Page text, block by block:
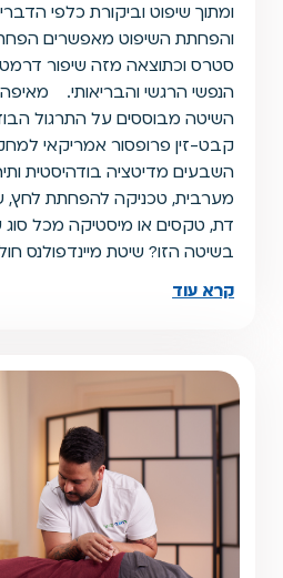
ומתוך שיפוט וביקורת כלפי
והפחתת השיפוט מאפשרים
סטרס וכתוצאה מזה שיפור
הנפשי הרגשי והבריאותי.
השיטה מבוססים על התרגול
קבט-זין פרופסור אמריקאי
השבעים מדיטציה בודהיסטית
מערבית, טכניקה להפחתת לחץ,
דת, טקסים או מיסטיקה מכל
בשיטה הזו? שיטת מיינדפולנס
קרא עוד